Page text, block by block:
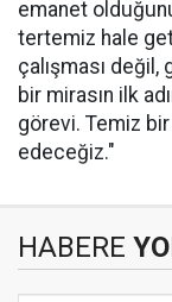
emanet
tertemiz hale
çalışması değil,
bir mirasın ilk
görevi. Temiz
edeceğiz."
HABERE